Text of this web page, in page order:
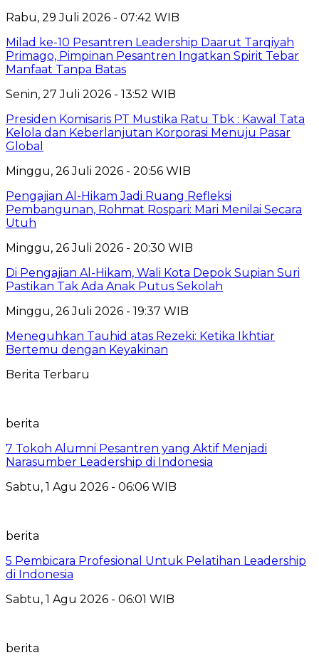
Rabu, 29 Juli 2026 - 07:42 WIB
Milad ke-10 Pesantren Leadership Daarut Tarqiyah
Primago, Pimpinan Pesantren Ingatkan Spirit Tebar
Manfaat Tanpa Batas
Senin, 27 Juli 2026 - 13:52 WIB
Presiden Komisaris PT Mustika Ratu Tbk : Kawal Tata
Kelola dan Keberlanjutan Korporasi Menuju Pasar
Global
Minggu, 26 Juli 2026 - 20:56 WIB
Pengajian Al-Hikam Jadi Ruang Refleksi
Pembangunan, Rohmat Rospari: Mari Menilai Secara
Utuh
Minggu, 26 Juli 2026 - 20:30 WIB
Di Pengajian Al-Hikam, Wali Kota Depok Supian Suri
Pastikan Tak Ada Anak Putus Sekolah
Minggu, 26 Juli 2026 - 19:37 WIB
Meneguhkan Tauhid atas Rezeki: Ketika Ikhtiar
Bertemu dengan Keyakinan
Berita Terbaru
berita
7 Tokoh Alumni Pesantren yang Aktif Menjadi
Narasumber Leadership di Indonesia
Sabtu, 1 Agu 2026 - 06:06 WIB
berita
5 Pembicara Profesional Untuk Pelatihan Leadership
di Indonesia
Sabtu, 1 Agu 2026 - 06:01 WIB
berita